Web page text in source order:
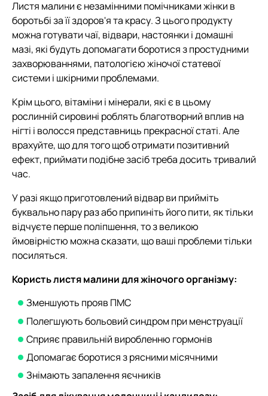
Листя малини є незамінними помічниками жінки в
боротьбі за її здоров'я та красу. З цього продукту
можна готувати чаї, відвари, настоянки і домашні
мазі, які будуть допомагати боротися з простудними
захворюваннями, патологією жіночої статевої
системи і шкірними проблемами.
Крім цього, вітаміни і мінерали, які є в цьому
рослинній сировині роблять благотворний вплив на
нігті і волосся представниць прекрасної статі. Але
врахуйте, що для того щоб отримати позитивний
ефект, приймати подібне засіб треба досить тривалий
час.
У разі якщо приготовлений відвар ви прийміть
буквально пару раз або припиніть його пити, як тільки
відчуєте перше поліпшення, то з великою
ймовірністю можна сказати, що ваші проблеми тільки
посиляться.
Користь листя малини для жіночого організму:
Зменшують прояв ПМС
Полегшують больовий синдром при менструації
Сприяє правильній виробленню гормонів
Допомагає боротися з рясними місячними
Знімають запалення яєчників